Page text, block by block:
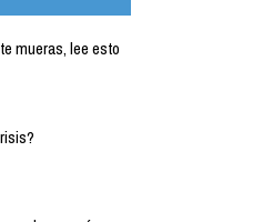
mueras, lee esto